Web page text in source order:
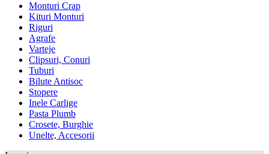
Monturi Crap
Kituri Monturi
Riguri
Agrafe
Varteje
Clipsuri, Conuri
Tuburi
Bilute Antisoc
Stopere
Inele Carlige
Pasta Plumb
Crosete, Burghie
Unelte, Accesorii